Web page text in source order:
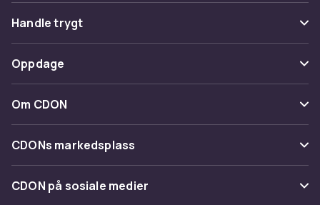
Vanlige spørsmål
Spor pakke
Angre & returner her
Kontakt oss
Handle trygt
Betaling
Levering
Tilbakekallinger
Oppdage
Kategorier
Varemerker
Om CDON
Om oss
Kundeanmeldelser
Jobbe på CDON
CDONs markedsplass
Merchant Help Center
CDON på sosiale medier